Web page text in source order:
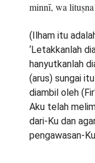
minnī, wa
(Ilham itu
‘Letakkanlah
hanyutkanlah
(arus) sungai
diambil oleh
Aku telah
dari-Ku dan
pengawasan-